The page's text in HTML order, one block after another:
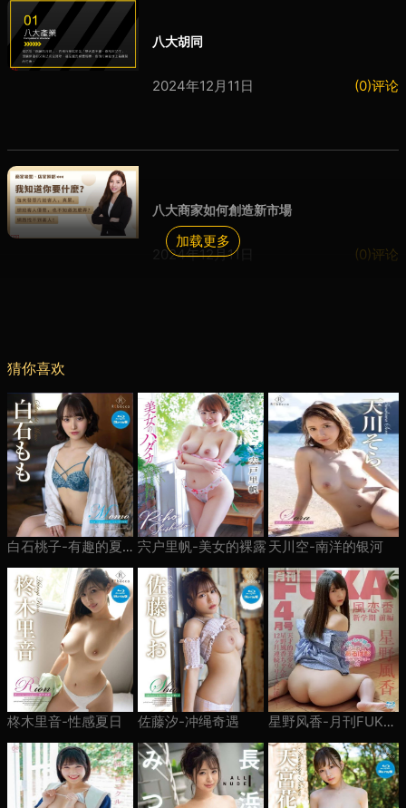
八大胡同
2024年12月11日 (0)评论
八大商家如何創造新市場
2024年12月11日 (0)评论
加载更多
猜你喜欢
白石桃子-有趣的夏日之旅 宍户里帆-美女的裸露 天川空-南洋的银河
柊木里音-性感夏日 佐藤汐-冲绳奇遇 星野风香-月刊FUKA 4月号 ～风恋香 新学期 前篇